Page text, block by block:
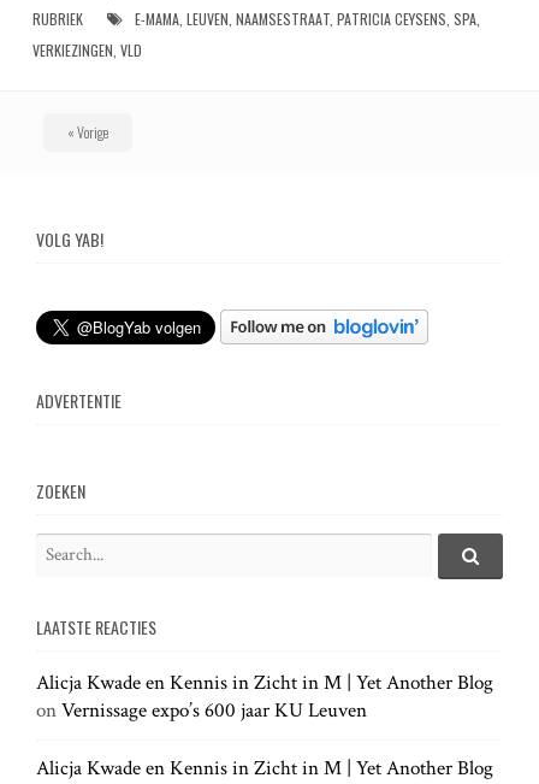
RUBRIEK
E-MAMA, LEUVEN NAAMSESTRAAT, PATRICIA CEYSENS SPA,
VERKIEZINGEN VLD
« Vorige
VOLG YAB!
ADVERTENTIE
ZOEKEN
r
h
f
r
S
h
LAATSTE REACTIES
Alicja Kwade en Kennis in Zicht in M | Yet Another Blog
onVernissage expo’s 600 jaar KU Leuven
Alicja Kwade en Kennis in Zicht in M | Yet Another Blog